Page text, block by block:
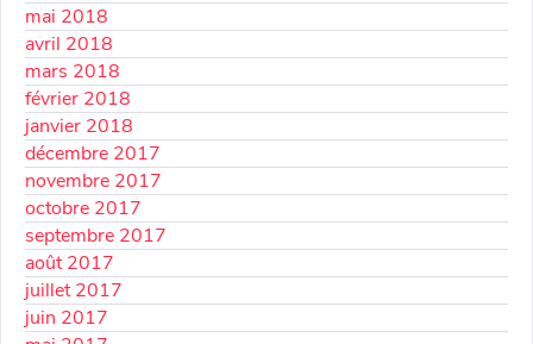
mai 2018
avril 2018
mars 2018
février 2018
janvier 2018
décembre 2017
novembre 2017
octobre 2017
septembre 2017
août 2017
juillet 2017
juin 2017